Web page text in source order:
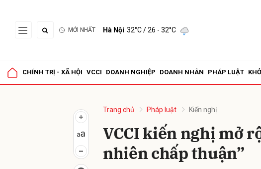
MỚI NHẤT Hà Nội 32°C/ 26 - 32°C
CHÍNH TRỊ - XÃ HỘI VCCI DOANH NGHIỆP DOANH NHÂN PHÁP LUẬT
Trang chủ Pháp luật Kiến nghị
VCCI kiến nghị mở
nhiên chấp thuận”